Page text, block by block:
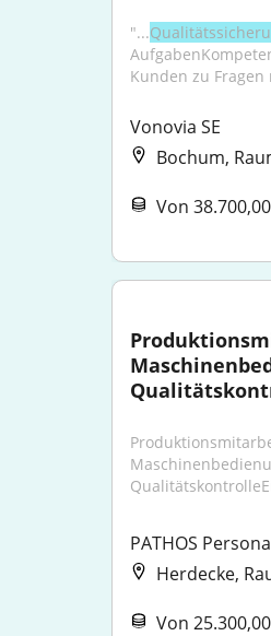
"...
Kunden zu
Vonovia SE
Bochum,
Von
PATHOS
Herdecke,
Von